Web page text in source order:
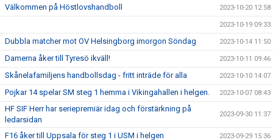
Välkommen på Höstlovshandboll 2023-10-20 12:58
2023-10-19 09:33
Dubbla matcher mot OV Helsingborg imorgon Söndag 2023-10-14 11:50
Damerna åker till Tyresö ikväll! 2023-10-11 09:46
Skånelafamiljens handbollsdag - fritt inträde för alla 2023-10-10 14:07
Pojkar 14 spelar SM steg 1 hemma i Vikingahallen i helgen. 2023-10-07 08:43
HF SIF Herr har seriepremiär idag och förstärkning på
ledarsidan
2023-09-30 11:37
F16 åker till Uppsala för steg 1 i USM i helgen 2023-09-29 15:36